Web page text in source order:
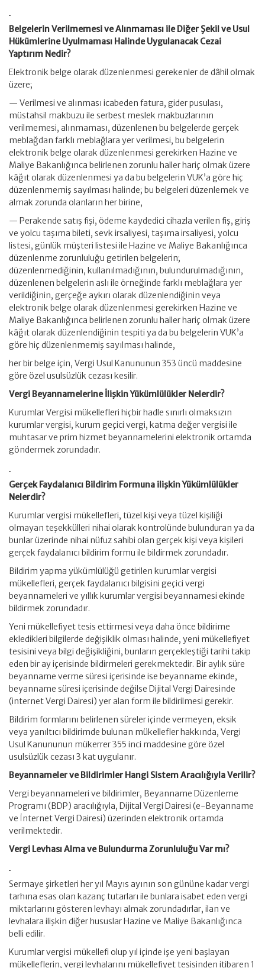
Belgelerin Verilmemesi ve Alınmaması ile Diğer Şekil ve Usul
Hükümlerine Uyulmaması Halinde Uygulanacak Cezai
Yaptırım Nedir?
Elektronik belge olarak düzenlenmesi gerekenler de dâhil olmak
üzere;
— Verilmesi ve alınması icabeden fatura, gider pusulası,
müstahsil makbuzu ile serbest meslek makbuzlarının
verilmemesi, alınmaması, düzenlenen bu belgelerde gerçek
meblağdan farklı meblağlara yer verilmesi, bu belgelerin
elektronik belge olarak düzenlenmesi gerekirken Hazine ve
Maliye Bakanlığınca belirlenen zorunlu haller hariç olmak üzere
kâğıt olarak düzenlenmesi ya da bu belgelerin VUK’a göre hiç
düzenlenmemiş sayılması halinde; bu belgeleri düzenlemek ve
almak zorunda olanların her birine,
— Perakende satış fişi, ödeme kaydedici cihazla verilen fiş, giriş
ve yolcu taşıma bileti, sevk irsaliyesi, taşıma irsaliyesi, yolcu
listesi, günlük müşteri listesi ile Hazine ve Maliye Bakanlığınca
düzenlenme zorunluluğu getirilen belgelerin;
düzenlenmediğinin, kullanılmadığının, bulundurulmadığının,
düzenlenen belgelerin aslı ile örneğinde farklı meblağlara yer
verildiğinin, gerçeğe aykırı olarak düzenlendiğinin veya
elektronik belge olarak düzenlenmesi gerekirken Hazine ve
Maliye Bakanlığınca belirlenen zorunlu haller hariç olmak üzere
kâğıt olarak düzenlendiğinin tespiti ya da bu belgelerin VUK’a
göre hiç düzenlenmemiş sayılması halinde,
her bir belge için, Vergi Usul Kanununun 353 üncü maddesine
göre özel usulsüzlük cezası kesilir.
Vergi Beyannamelerine İlişkin Yükümlülükler Nelerdir?
Kurumlar Vergisi mükellefleri hiçbir hadle sınırlı olmaksızın
kurumlar vergisi, kurum geçici vergi, katma değer vergisi ile
muhtasar ve prim hizmet beyannamelerini elektronik ortamda
göndermek zorundadır.
Gerçek Faydalanıcı Bildirim Formuna ilişkin Yükümlülükler
Nelerdir?
Kurumlar vergisi mükellefleri, tüzel kişi veya tüzel kişiliği
olmayan teşekkülleri nihai olarak kontrolünde bulunduran ya da
bunlar üzerinde nihai nüfuz sahibi olan gerçek kişi veya kişileri
gerçek faydalanıcı bildirim formu ile bildirmek zorundadır.
Bildirim yapma yükümlülüğü getirilen kurumlar vergisi
mükellefleri, gerçek faydalanıcı bilgisini geçici vergi
beyannameleri ve yıllık kurumlar vergisi beyannamesi ekinde
bildirmek zorundadır.
Yeni mükellefiyet tesis ettirmesi veya daha önce bildirime
ekledikleri bilgilerde değişiklik olması halinde, yeni mükellefiyet
tesisini veya bilgi değişikliğini, bunların gerçekleştiği tarihi takip
eden bir ay içerisinde bildirmeleri gerekmektedir. Bir aylık süre
beyanname verme süresi içerisinde ise beyanname ekinde,
beyanname süresi içerisinde değilse Dijital Vergi Dairesinde
(internet Vergi Dairesi) yer alan form ile bildirilmesi gerekir.
Bildirim formlarını belirlenen süreler içinde vermeyen, eksik
veya yanıltıcı bildirimde bulunan mükellefler hakkında, Vergi
Usul Kanununun mükerrer 355 inci maddesine göre özel
usulsüzlük cezası 3 kat uygulanır.
Beyannameler ve Bildirimler Hangi Sistem Aracılığıyla Verilir?
Vergi beyannameleri ve bildirimler, Beyanname Düzenleme
Programı (BDP) aracılığıyla, Dijital Vergi Dairesi (e-Beyanname
ve İnternet Vergi Dairesi) üzerinden elektronik ortamda
verilmektedir.
Vergi Levhası Alma ve Bulundurma Zorunluluğu Var mı?
Sermaye şirketleri her yıl Mayıs ayının son gününe kadar vergi
tarhına esas olan kazanç tutarları ile bunlara isabet eden vergi
miktarlarını gösteren levhayı almak zorundadırlar, ilan ve
levhalara ilişkin diğer hususlar Hazine ve Maliye Bakanlığınca
belli edilir.
Kurumlar vergisi mükellefi olup yıl içinde işe yeni başlayan
mükelleflerin, vergi levhalarını mükellefiyet tesisinden itibaren 1